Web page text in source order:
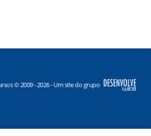
© 2009 - 2026 - Um site do grupo